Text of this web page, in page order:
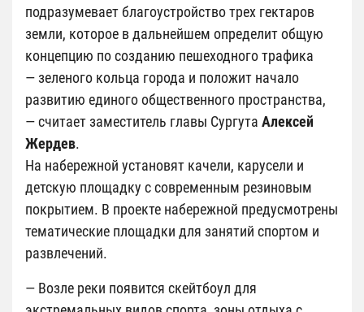
подразумевает благоустройство трех гектаров
земли, которое в дальнейшем определит общую
концепцию по созданию пешеходного трафика
— зеленого кольца города и положит начало
развитию единого общественного пространства,
— считает заместитель главы Сургута Алексей
Жердев.
На набережной установят качели, карусели и
детскую площадку с современным резиновым
покрытием. В проекте набережной предусмотрены
тематические площадки для занятий спортом и
развлечений.
— Возле реки появится скейтбоул для